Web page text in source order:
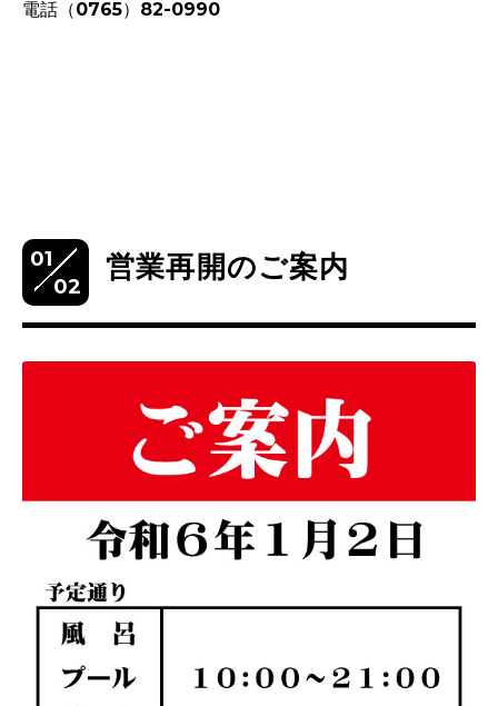
電話（0765）82-0990
01
02
営業再開のご案内